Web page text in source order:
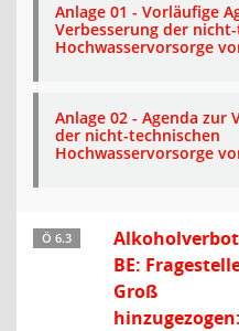
Anlage 01 - Vorläufige
Verbesserung der
Hochwasservorsorge
Anlage 02 - Agenda zur
der nicht-technischen
Hochwasservorsorge
Ö 6.3
BE:
Groß